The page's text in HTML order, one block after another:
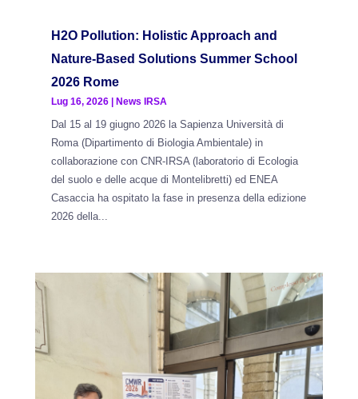
H2O Pollution: Holistic Approach and
Nature-Based Solutions Summer School
2026 Rome
Lug 16, 2026| News IRSA
Dal 15 al 19 giugno 2026 la Sapienza Università di
Roma (Dipartimento di Biologia Ambientale) in
collaborazione con CNR-IRSA (laboratorio di Ecologia
del suolo e delle acque di Montelibretti) ed ENEA
Casaccia ha ospitato la fase in presenza della edizione
2026 della...